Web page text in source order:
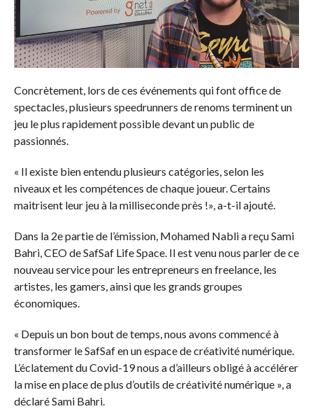
Concrètement, lors de ces événements qui font office de
spectacles, plusieurs speedrunners de renoms terminent un
jeu le plus rapidement possible devant un public de
passionnés.
« Il existe bien entendu plusieurs catégories, selon les
niveaux et les compétences de chaque joueur. Certains
maitrisent leur jeu à la milliseconde près !», a-t-il ajouté.
Dans la 2e partie de l’émission, Mohamed Nabli a reçu Sami
Bahri, CEO de SafSaf Life Space. Il est venu nous parler de ce
nouveau service pour les entrepreneurs en freelance, les
artistes, les gamers, ainsi que les grands groupes
économiques.
« Depuis un bon bout de temps, nous avons commencé à
transformer le SafSaf en un espace de créativité numérique.
L’éclatement du Covid-19 nous a d’ailleurs obligé à accélérer
la mise en place de plus d’outils de créativité numérique », a
déclaré Sami Bahri.